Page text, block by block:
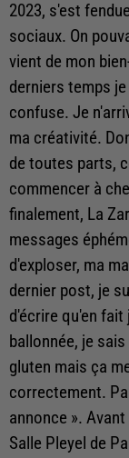
2023, s'est
sociaux. On
vient de mon
derniers temps
confuse. Je
ma créativité.
de toutes parts,
commencer à
finalement, La
messages
d'exploser, ma
dernier post, je
d'écrire qu'en
ballonnée, je
gluten mais ça
correctement.
annonce ».
Salle Pleyel de